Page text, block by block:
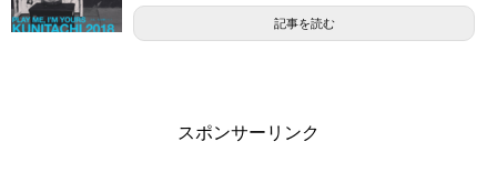
記事を読む
スポンサーリンク